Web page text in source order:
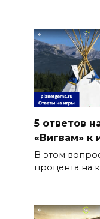
5 ответов
«Вигвам» к
В этом
процента на